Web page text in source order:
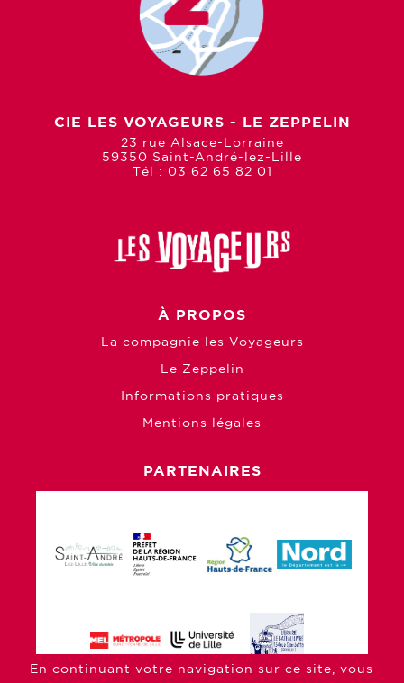
CIE LES VOYAGEURS - LE ZEPPELIN
23 rue Alsace-Lorraine
59350 Saint-André-lez-Lille
Tél : 03 62 65 82 01
À PROPOS
La compagnie les Voyageurs
Le Zeppelin
Informations pratiques
Mentions légales
PARTENAIRES
En continuant votre navigation sur ce site, vous